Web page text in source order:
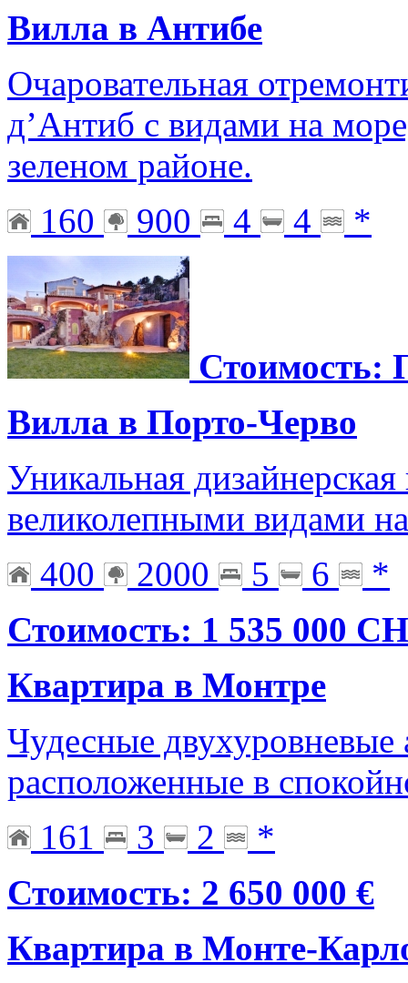
Вилла в Антибе
Очаровательная
д’Антиб с видами на
зеленом районе.
160
900 4 4 *
Стоимость:
Вилла в Порто-Черво
Уникальная
великолепными видами
400
2000 5 6
*
Стоимость: 1 535 000
Квартира в Монтре
Чудесные
расположенные в
161
3 2
*
Стоимость: 2 650 000 €
Квартира в Монте-